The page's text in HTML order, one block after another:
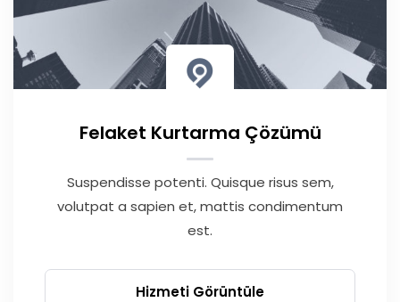
Felaket Kurtarma Çözümü
Suspendisse potenti. Quisque risus sem,
volutpat a sapien et, mattis condimentum
est.
Hizmeti Görüntüle